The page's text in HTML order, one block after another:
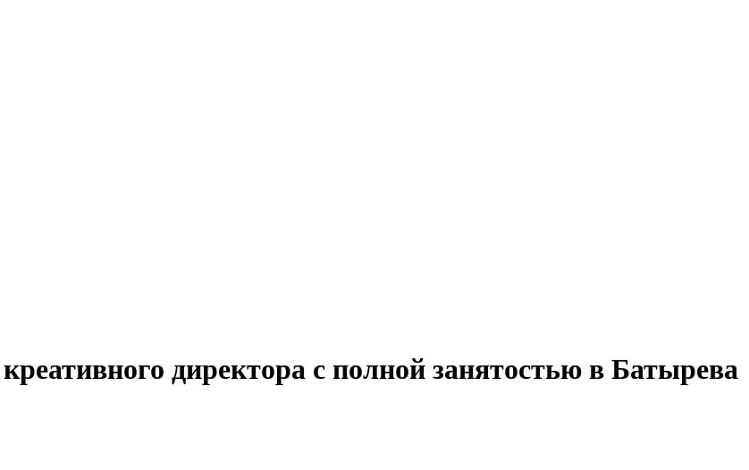
директора с полной занятостью в Батырева